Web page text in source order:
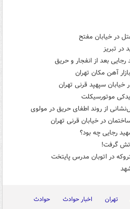
در خیابان مفتح
در تبریز
بعد از انفجار و حریق
آهن مکان تهران
سپهپد قرنی تهران
موتورسیکلت
از روند اطفای حریق در مولوی
در خیابان قرنی تهران
رجایی چه بود؟
اتش گرفت!
در اتوبان مدرس پایتخت
تهران اخبار حوادث حوادث